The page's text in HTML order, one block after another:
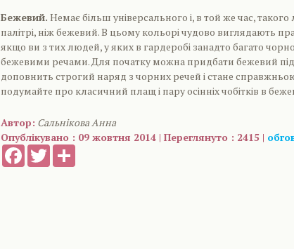
Бежевий. Немає більш універсального і, в той же час, такого
палітрі, ніж бежевий. В цьому кольорі чудово виглядають
якщо ви з тих людей, у яких в гардеробі занадто багато
бежевими речами. Для початку можна придбати бежевий
доповнить строгий наряд з чорних речей і стане
подумайте про класичний плащ і пару осінніх чобітків в
Автор: Сальнікова Анна
Опублікувано : 09 жовтня 2014 | Переглянуто : 2415 |
FacebookTwitter